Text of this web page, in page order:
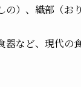
）、織部（お
など、現代の